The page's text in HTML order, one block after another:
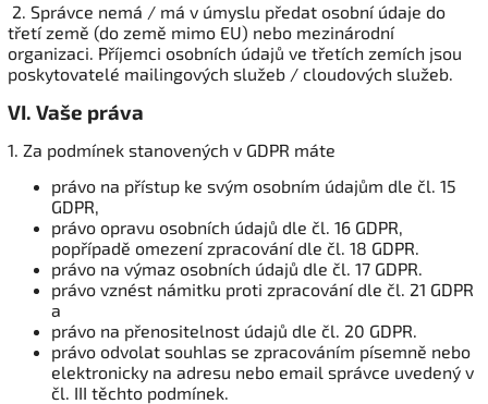
2. Správce nemá / má v úmyslu předat osobní údaje do
třetí země (do země mimo EU) nebo mezinárodní
organizaci. Příjemci osobních údajů ve třetích zemích jsou
poskytovatelé mailingových služeb / cloudových služeb.
VI. Vaše práva
1. Za podmínek stanovených v GDPR máte
právo na přístup ke svým osobním údajům dle čl. 15
GDPR,
právo opravu osobních údajů dle čl. 16 GDPR,
popřípadě omezení zpracování dle čl. 18 GDPR.
právo na výmaz osobních údajů dle čl. 17 GDPR.
právo vznést námitku proti zpracování dle čl. 21 GDPR
a
právo na přenositelnost údajů dle čl. 20 GDPR.
právo odvolat souhlas se zpracováním písemně nebo
elektronicky na adresu nebo email správce uvedený v
čl. III těchto podmínek.